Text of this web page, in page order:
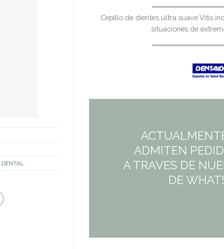
DENTAL
El
El
Cepillo de dientes ultra suave Vitis
situaciones de
ADMITEN
A TRAVES DE
DE